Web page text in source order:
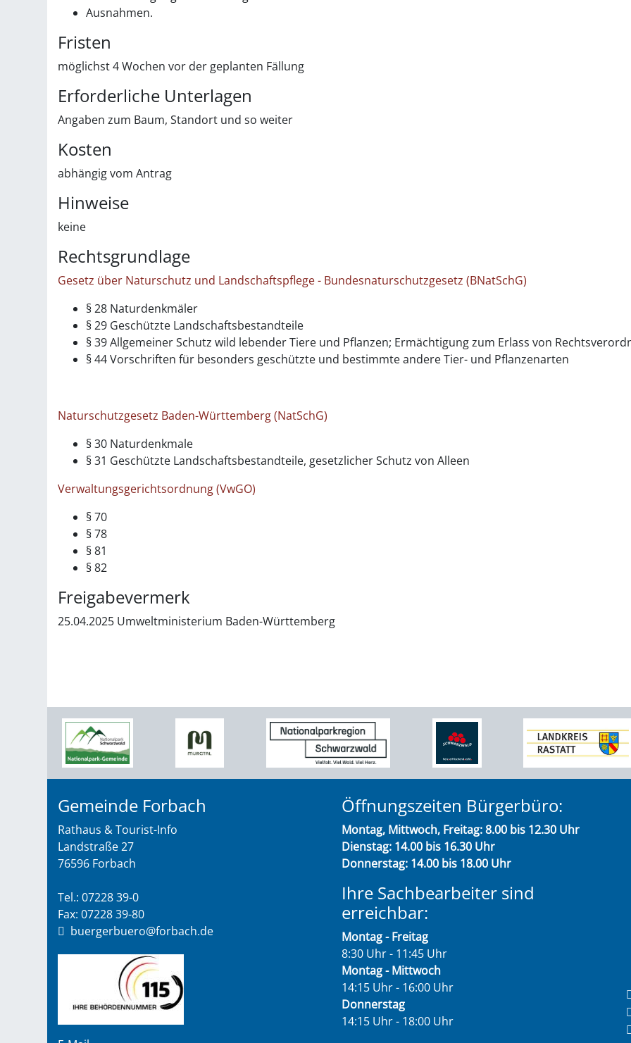
Ausnahmen.
Fristen
möglichst 4 Wochen vor der geplanten Fällung
Erforderliche Unterlagen
Angaben zum Baum, Standort und so weiter
Kosten
abhängig vom Antrag
Hinweise
keine
Rechtsgrundlage
Gesetz über Naturschutz und Landschaftspflege - Bundesnaturschutzgesetz (BNatSchG)
§ 28 Naturdenkmäler
§ 29 Geschützte Landschaftsbestandteile
§ 39 Allgemeiner Schutz wild lebender Tiere und Pflanzen; Ermächtigung zum Erlass von
§ 44 Vorschriften für besonders geschützte und bestimmte andere Tier- und Pflanzenarten
Naturschutzgesetz Baden-Württemberg (NatSchG)
§ 30 Naturdenkmale
§ 31 Geschützte Landschaftsbestandteile, gesetzlicher Schutz von Alleen
Verwaltungsgerichtsordnung (VwGO)
§ 70
§ 78
§ 81
§ 82
Freigabevermerk
25.04.2025 Umweltministerium Baden-Württemberg
Gemeinde Forbach
Rathaus & Tourist-Info
Landstraße 27
76596 Forbach
Tel.: 07228 39-0
Fax: 07228 39-80
buergerbuero@forbach.de
Öffnungszeiten Bürgerbüro:
Montag, Mittwoch, Freitag: 8.00 bis 12.30 Uhr
Dienstag: 14.00 bis 16.30 Uhr
Donnerstag: 14.00 bis 18.00 Uhr
Ihre Sachbearbeiter sind
erreichbar:
Montag - Freitag
8:30 Uhr - 11:45 Uhr
Montag - Mittwoch
14:15 Uhr - 16:00 Uhr
Donnerstag
14:15 Uhr - 18:00 Uhr